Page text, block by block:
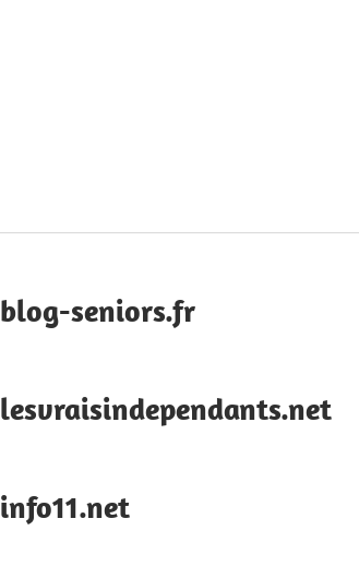
blog-seniors.fr
lesvraisindependants.net
info11.net